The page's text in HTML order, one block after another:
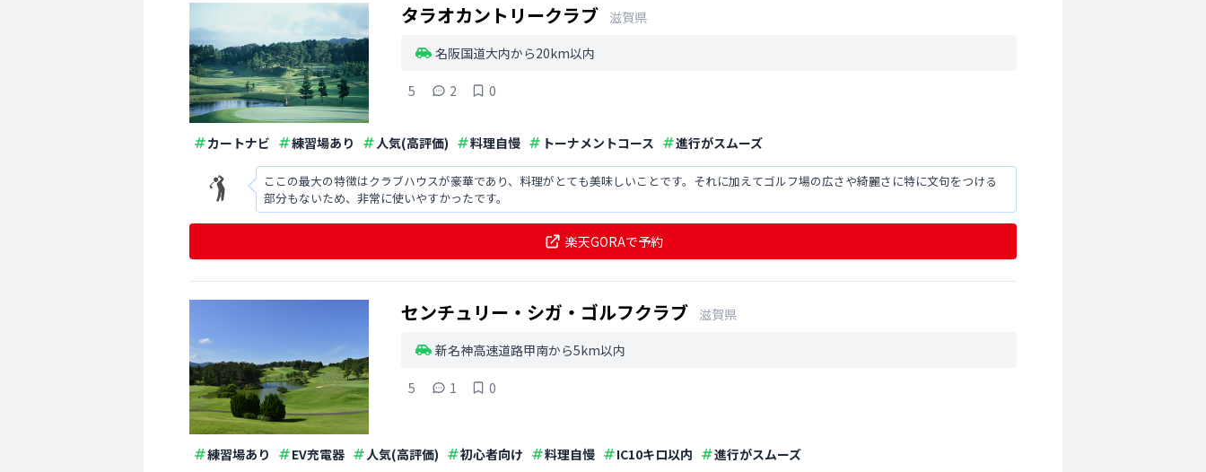
タラオカントリークラブ
滋賀県
名阪国道大内から20km以内
5 2 0
カートナビ 練習場あり 人気(高評価) 料理自慢 トーナメントコース 進行がスムーズ
ここの最大の特徴はクラブハウスが豪華であり、料理がとても美味しいことです。それに加えてゴルフ場の広さや綺麗さに特に文句をつける
部分もないため、非常に使いやすかったです。
楽天GORAで予約
センチュリー・シガ・ゴルフクラブ
滋賀県
新名神高速道路甲南から5km以内
5 1 0
練習場あり EV充電器 人気(高評価) 初心者向け 料理自慢 IC10キロ以内 進行がスムーズ